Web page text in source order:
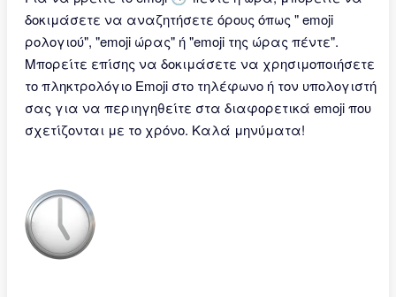
δοκιμάσετε να αναζητήσετε όρους όπως " emoji
ρολογιού", "emoji ώρας" ή "emoji της ώρας πέντε".
Μπορείτε επίσης να δοκιμάσετε να χρησιμοποιήσετε
το πληκτρολόγιο Emoji στο τηλέφωνο ή τον υπολογιστή
σας για να περιηγηθείτε στα διαφορετικά emoji που
σχετίζονται με το χρόνο. Καλά μηνύματα!